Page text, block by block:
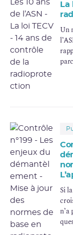
La
Un
Si